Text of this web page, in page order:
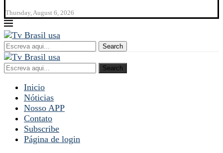
Thursday, August 6, 2026
Search
Search
Inicio
Nóticias
Nosso APP
Contato
Subscribe
Página de login